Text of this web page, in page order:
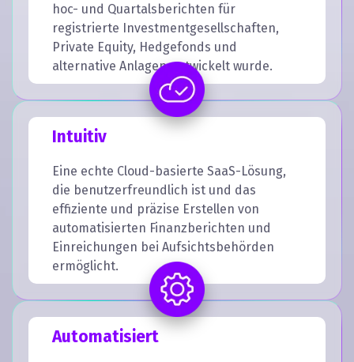
hoc- und Quartalsberichten für
registrierte Investmentgesellschaften,
Private Equity, Hedgefonds und
alternative Anlagen entwickelt wurde.
Intuitiv
Eine echte Cloud-basierte SaaS-Lösung,
die benutzerfreundlich ist und das
effiziente und präzise Erstellen von
automatisierten Finanzberichten und
Einreichungen bei Aufsichtsbehörden
ermöglicht.
Automatisiert